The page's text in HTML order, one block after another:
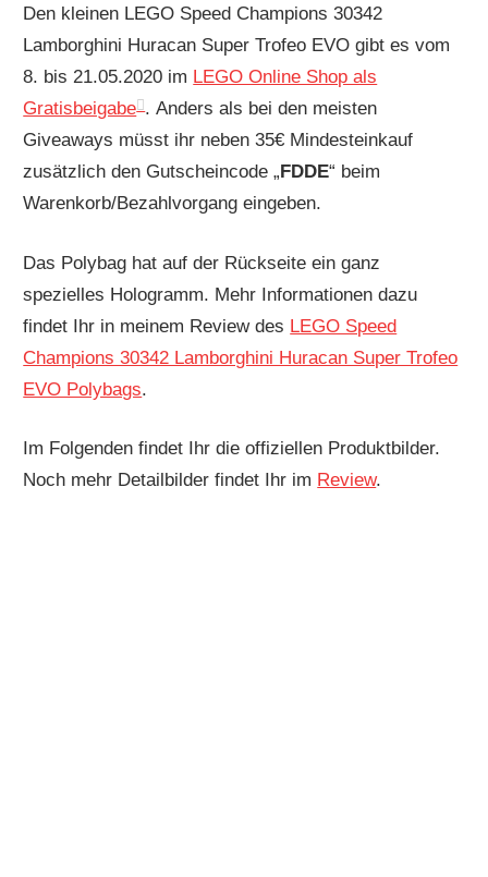
Den kleinen LEGO Speed Champions 30342
Lamborghini Huracan Super Trofeo EVO gibt es vom
8. bis 21.05.2020 im LEGO Online Shop als
Gratisbeigabe . Anders als bei den meisten
Giveaways müsst ihr neben 35€ Mindesteinkauf
zusätzlich den Gutscheincode „ FDDE“ beim
Warenkorb/Bezahlvorgang eingeben.
Das Polybag hat auf der Rückseite ein ganz
spezielles Hologramm. Mehr Informationen dazu
findet Ihr in meinem Review des LEGO Speed
Champions 30342 Lamborghini Huracan Super Trofeo
EVO Polybags.
Im Folgenden findet Ihr die offiziellen Produktbilder.
Noch mehr Detailbilder findet Ihr im Review.